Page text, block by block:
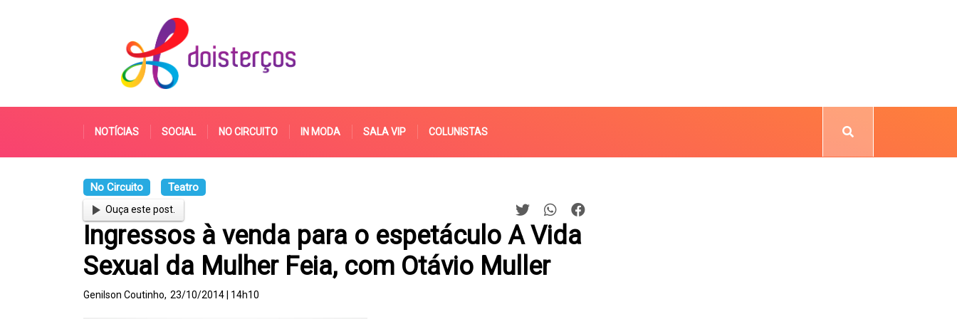
NOTÍCIAS SOCIAL NO CIRCUITO IN MODA SALA VIP COLUNISTAS
No Circuito Teatro
Ouça este post.
Ingressos à venda para o espetáculo A Vida
Sexual da Mulher Feia, com Otávio Muller
Genilson Coutinho, 23/10/2014 | 14h10